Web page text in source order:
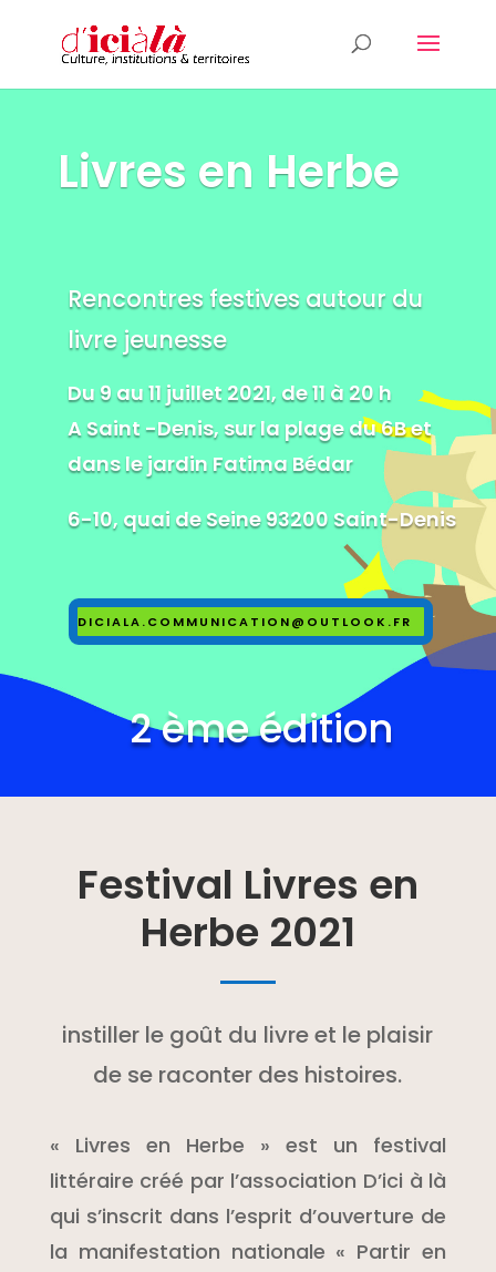
Livres en Herbe
Rencontres festives autour du
livre jeunesse
Du 9 au 11 juillet 2021, de 11 à 20 h
A Saint -Denis, sur la plage du 6B et
dans le jardin Fatima Bédar
6-10, quai de Seine 93200 Saint-Denis
DICIALA.COMMUNICATION@OUTLOOK.FR
2 ème édition
Festival Livres en
Herbe 2021
instiller le goût du livre et le plaisir
de se raconter des histoires.
« Livres en Herbe » est un festival
littéraire créé par l’association D’ici à là
qui s’inscrit dans l’esprit d’ouverture de
la manifestation nationale « Partir en